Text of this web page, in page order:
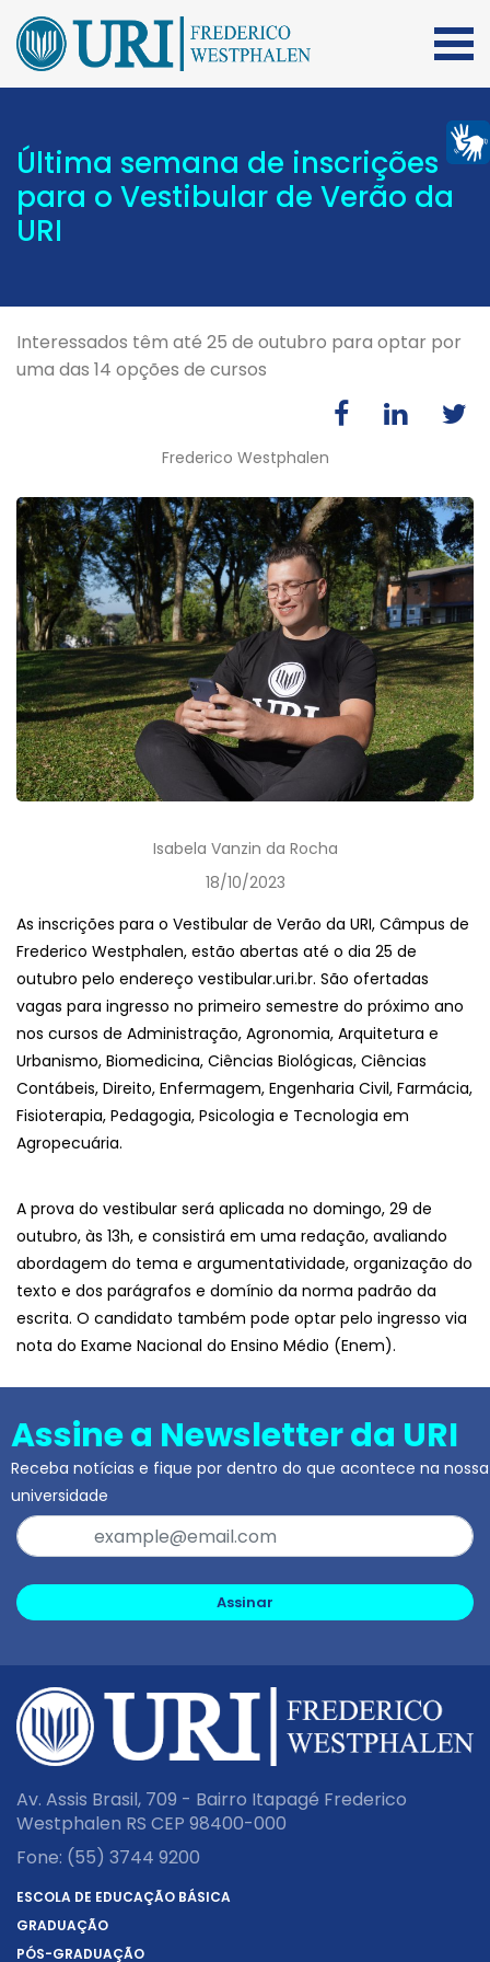
Última semana de inscrições
para o Vestibular de Verão da
URI
Interessados têm até 25 de outubro para optar por
uma das 14 opções de cursos
Frederico Westphalen
Isabela Vanzin da Rocha
18/10/2023
As inscrições para o Vestibular de Verão da URI, Câmpus de
Frederico Westphalen, estão abertas até o dia 25 de
outubro pelo endereço vestibular.uri.br. São ofertadas
vagas para ingresso no primeiro semestre do próximo ano
nos cursos de Administração, Agronomia, Arquitetura e
Urbanismo, Biomedicina, Ciências Biológicas, Ciências
Contábeis, Direito, Enfermagem, Engenharia Civil, Farmácia,
Fisioterapia, Pedagogia, Psicologia e Tecnologia em
Agropecuária.
A prova do vestibular será aplicada no domingo, 29 de
outubro, às 13h, e consistirá em uma redação, avaliando
abordagem do tema e argumentatividade, organização do
texto e dos parágrafos e domínio da norma padrão da
escrita. O candidato também pode optar pelo ingresso via
nota do Exame Nacional do Ensino Médio (Enem).
Assine a Newsletter da URI
Receba notícias e fique por dentro do que acontece na nossa
universidade
Assinar
Av. Assis Brasil, 709 - Bairro Itapagé Frederico
Westphalen RS CEP 98400-000
Fone: (55) 3744 9200
ESCOLA DE EDUCAÇÃO BÁSICA
GRADUAÇÃO
PÓS-GRADUAÇÃO